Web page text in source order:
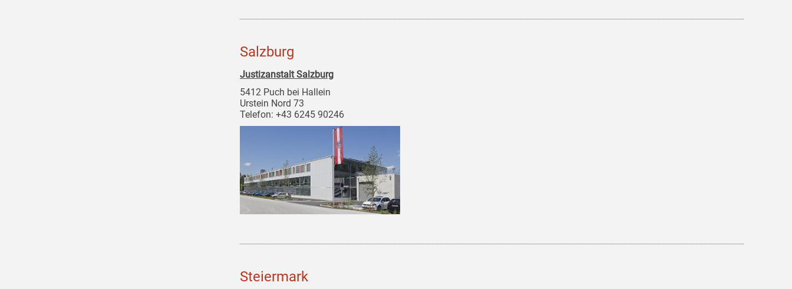
Salzburg
Justizanstalt Salzburg
5412 Puch bei Hallein
Urstein Nord 73
Telefon: +43 6245 90246
Steiermark